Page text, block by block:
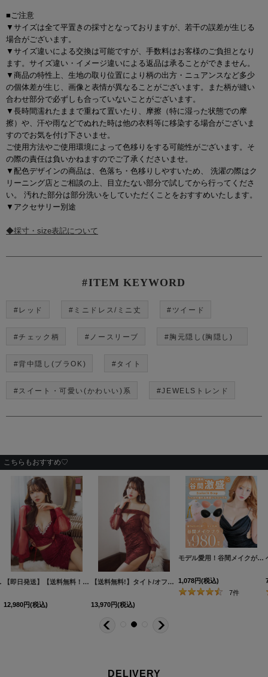
■ご注意
▼サイズは全て平置きの採寸となっておりますが、若干の誤差が生じる
場合がございます。
▼サイズ違いによる交換は可能ですが、手数料はお客様のご負担となり
ます。サイズ違い・イメージ違いによる返品は承ることができません。
▼商品の特性上、生地の取り位置により柄の出方・ニュアンスなど多少
の個体差が生じ、画像と表情が異なることがございます。また柄が縫い
合わせ部分で必ずしも合っていないことがございます。
▼長時間濡れたままで重ねて置いたり、摩擦（特に湿った状態での摩
擦）や、汗や雨などでぬれた時は他の衣料等に移染する場合がございま
すのでお気を付け下さいませ。
ご使用方法やご使用環境によって色移りをする可能性がございます。そ
の際の責任は負いかねますのでご了承くださいませ。
▼配色デザインの商品は、色落ち・色移りしやすいため、 洗濯の際はク
リーニング店とご相談の上、目立たない部分で試してから行ってくださ
い。 汚れた部分は部分洗いをしていただくことをおすすめいたします。
▼アクセサリー別途
◆採寸・size表記について
#ITEM KEYWORD
#レッド #ミニドレス/ミニ丈 #ツイード
#チェック柄 #ノースリーブ #胸元隠し(胸隠し)
#背中隠し(ブラOK) #タイト
#スイート・可愛い(かわいい)系 #JEWELSトレンド
こちらもおすすめ♡
IA2053SBdzj-
ラー】[OF03] 【IM】 【即日発送】【送料無料！】セットアップミニドレス/2ピース/チュール袖/キャバドレス/ワンカラー/谷間見せ/サイドシアー/レースアップ【XS-Lサイズ/4カラー】[OF03] 【YN】dzj
12,980円(税込)
【送料無料!】タイト/オフショル/花柄/刺繍/レース/キャミ/パール/チュール袖/谷間見せ/スリット/ミニドレス/キャバドレス【XS-XLサイズ/2カラー】[OF03] 【YN】
13,970円(税込)
モデル愛用！谷間メイクが実現する激盛りぷるぷる肉厚シリコンブラ[OF08-U]
1,078円(税込)
7件
DELIVERY